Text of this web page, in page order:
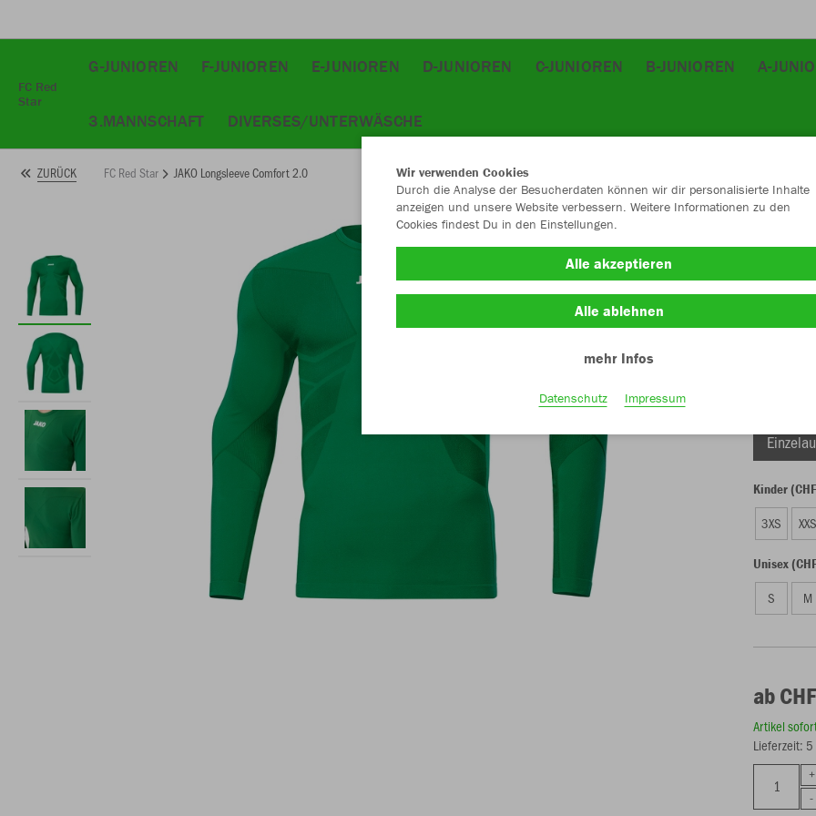
FC Red
Star
G-JUNIOREN F-JUNIOREN E-JUNIOREN D-JUNIOREN C-JUNIOREN B-JUNIOREN A-
3.MANNSCHAFT DIVERSES/UNTERWÄSCHE
ZURÜCK FC Red Star JAKO Longsleeve Comfort 2.0
sportgrün
Kinder
3XS
Unisex
S M
ab
Artikel
Lieferzeit: 5
Wir verwenden Cookies
Durch die Analyse der Besucherdaten können wir dir personalisierte Inhalte
anzeigen und unsere Website verbessern. Weitere Informationen zu den
Cookies findest Du in den Einstellungen.
Alle akzeptieren
Alle ablehnen
mehr Infos
Datenschutz Impressum